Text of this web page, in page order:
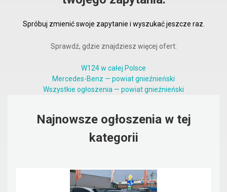
Spróbuj zmienić swoje zapytanie i wyszukać jeszcze raz.
Sprawdź, gdzie znajdziesz więcej ofert:
W124 w całej Polsce
Mercedes-Benz — powiat gnieźnieński
Wszystkie ogłoszenia — powiat gnieźnieński
Najnowsze ogłoszenia w tej
kategorii